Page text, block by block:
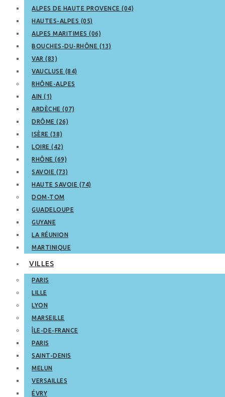
ALPES DE HAUTE PROVENCE (04)
HAUTES-ALPES (05)
ALPES MARITIMES (06)
BOUCHES-DU-RHÔNE (13)
VAR (83)
VAUCLUSE (84)
RHÔNE-ALPES
AIN (1)
ARDÈCHE (07)
DRÔME (26)
ISÈRE (38)
LOIRE (42)
RHÔNE (69)
SAVOIE (73)
HAUTE SAVOIE (74)
DOM-TOM
GUADELOUPE
GUYANE
LA RÉUNION
MARTINIQUE
VILLES
PARIS
LILLE
LYON
MARSEILLE
ÎLE-DE-FRANCE
PARIS
SAINT-DENIS
MELUN
VERSAILLES
ÉVRY